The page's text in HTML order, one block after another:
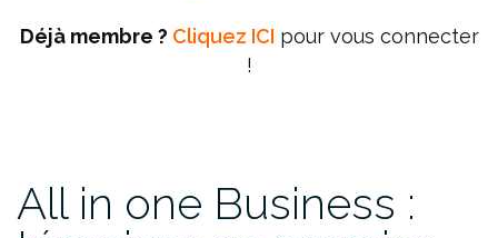
Déjà membre ? Cliquez ICI pour vous connecter
!
All in one Business :